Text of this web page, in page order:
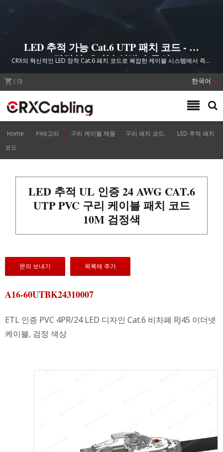
LED 추적 가능 Cat.6 UTP 패치 코드 - 즉
각적인 케이블 식별 솔루션
CRX의 혁신적인 LED 장착 Cat.6 패치 코드로 복잡한 케이블 시스템에서 즉시
식별할 수 있는 내장형 조명 활성화 기능으로 네트워크 케이블 관리를 간소화
( 0) 한국어
Home 카테고리 구리 케이블 제품 구리 패치 코드.
LED 추적 패치
코드
LED 추적 UL 인증 24 AWG CAT.6
UTP PVC 구리 케이블 패치 코드
10M 검정색
문의 보내기 목록에 추가
A16-60UTBK24310007
ETL 인증 PVC 4PR/24 LED 디자인 Cat.6 비차폐 RJ45 이더넷
케이블, 검정 색상